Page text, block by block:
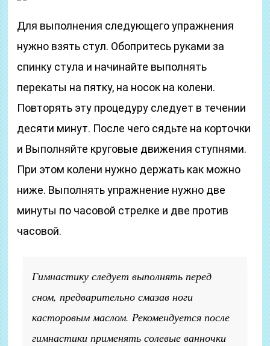
Для выполнения следующего упражнения
нужно взять стул. Обопритесь руками за
спинку стула и начинайте выполнять
перекаты на пятку, на носок на колени.
Повторять эту процедуру следует в течении
десяти минут. После чего сядьте на корточки
и Выполняйте круговые движения ступнями.
При этом колени нужно держать как можно
ниже. Выполнять упражнение нужно две
минуты по часовой стрелке и две против
часовой.
Гимнастику следует выполнять перед
сном, предварительно смазав ноги
касторовым маслом. Рекомендуется после
гимнастики применять солевые ванночки